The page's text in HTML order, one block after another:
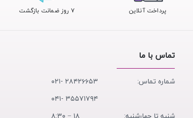
پرداخت آنلاین ۷ روز ضمانت بازگشت
تماس با ما
شماره تماس:
۲۸۴۲۶۶۵۳ -۰۲۱
۳۵۵۷۱۷۹۴ -۰۴۱